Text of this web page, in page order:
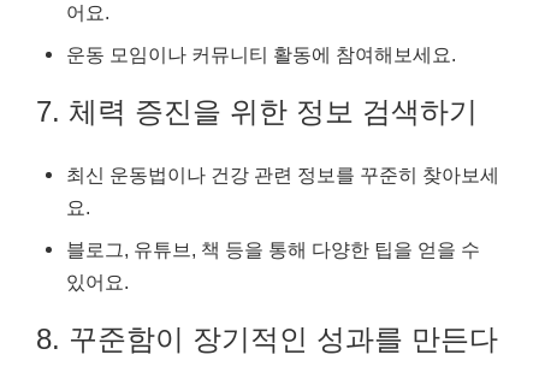
어요.
운동 모임이나 커뮤니티 활동에 참여해보세요.
7. 체력 증진을 위한 정보 검색하기
최신 운동법이나 건강 관련 정보를 꾸준히 찾아보세
요.
블로그, 유튜브, 책 등을 통해 다양한 팁을 얻을 수
있어요.
8. 꾸준함이 장기적인 성과를 만든다